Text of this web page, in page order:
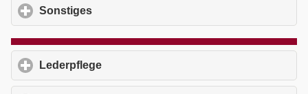
Sonstiges
Lederpflege